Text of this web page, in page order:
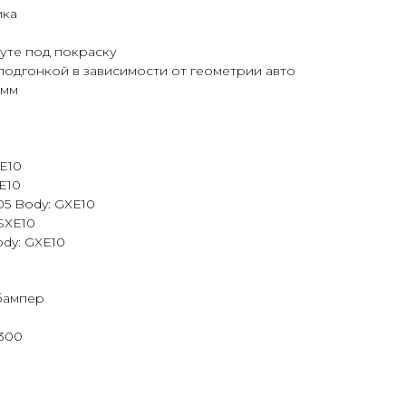
под покраску
в зависимости от геометрии авто
Body: GXE10
GXE10